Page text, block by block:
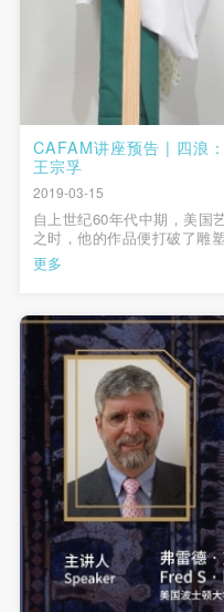
CAFAM讲座预告 | 四浪：事物之范畴
王宗孚
2019-03-15
自上世纪60年代中期，美国
之时，他的作品便打破了雕
同媒介的传统定义，他同时
术史的分类方法。以一种开
更多
快捷
手机号码
手机号
验证码
可使用雅昌
（1）、拍摄内容 乙方
容包括：①中央美术学
内○3由中央美术学院公
（2）、使用形式 用于
附带光盘及宣传资料。
（3）、使用地域范围
适用地域范围包括国内
使用肖像的媒介限于不
三、肖像权使用期限
永久使用。
四、许可使用费用
带有甲方肖像作品的拍
乙方于拍摄完带有甲方
费用。
附则
（1）、本协议未尽事
本协议的补充协议，并
（2）、本协议自甲乙
（1）、拍摄内容 乙方
容包括：①中央美术学
内○3由中央美术学院公
（2）、使用形式 用于
附带光盘及宣传资料。
（3）、使用地域范围
适用地域范围包括国内
使用肖像的媒介限于不
三、肖像权使用期限
永久使用。
四、许可使用费用
带有甲方肖像作品的拍
乙方于拍摄完带有甲方
费用。
附则
（1）、本协议未尽事
本协议的补充协议，并
（2）、本协议自甲乙
（1）、拍摄内容 乙方
容包括：①中央美术学
内○3由中央美术学院公
（2）、使用形式 用于
附带光盘及宣传资料。
（3）、使用地域范围
适用地域范围包括国内
使用肖像的媒介限于不
三、肖像权使用期限
永久使用。
四、许可使用费用
带有甲方肖像作品的拍
乙方于拍摄完带有甲方
费用。
附则
（1）、本协议未尽事
本协议的补充协议，并
（2）、本协议自甲乙